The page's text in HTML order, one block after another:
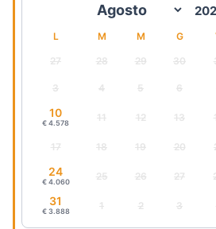
L M M G
27 28 29 30
3 4 5 6
10
€ 4.578 11 12 13
17 18 19 20
24
€ 4.060 25 26 27
31
€ 3.888 1 2 3